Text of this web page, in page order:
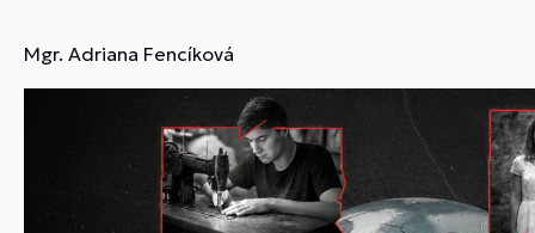
Mgr. Adriana Fencíková